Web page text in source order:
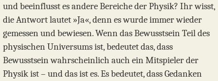
und beeinflusst es andere Bereiche der Physik? Ihr wisst,
die Antwort lautet »Ja«, denn es wurde immer wieder
gemessen und bewiesen. Wenn das Bewusstsein Teil des
physischen Universums ist, bedeutet das, dass
Bewusstsein wahrscheinlich auch ein Mitspieler der
Physik ist – und das ist es. Es bedeutet, dass Gedanken